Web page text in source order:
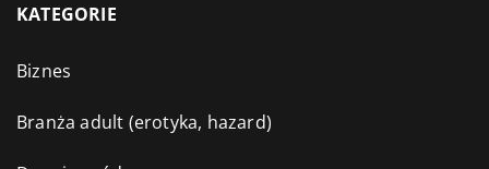
KATEGORIE
Biznes
Branża adult (erotyka, hazard)